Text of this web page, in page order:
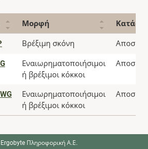
Μορφή
Βρέξιμη σκόνη
Εναιωρηματοποιήσιμοι
ή βρέξιμοι κόκκοι
Εναιωρηματοποιήσιμοι
ή βρέξιμοι κόκκοι
Ergobyte Πληροφορική Α.Ε.